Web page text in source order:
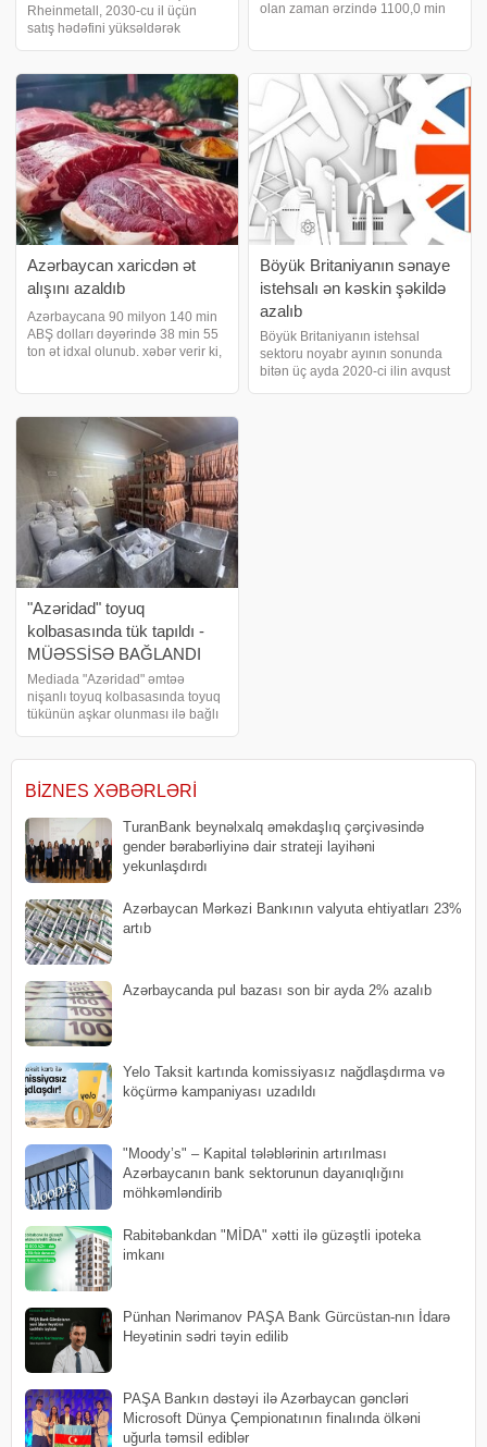
Rheinmetall, 2030-cu il üçün
satış hədəfini yüksəldərək
təxminən 58 milyard avroya
çatacağını açıqlayıb. Bu rəqəm
əvvəlki 40–5
olan zaman ərzində 1100,0 min
görə, bu da ölkə əhalisinin 10,
Azərbaycan xaricdən ət
alışını azaldıb
Azərbaycana 90 milyon 140 min
ABŞ dolları dəyərində 38 min 55
ton ət idxal olunub. xəbər verir ki,
istinadən verilən məlumata görə
Böyük Britaniyanın sənaye
istehsalı ən kəskin şəkildə
azalıb
Böyük Britaniyanın istehsal
sektoru noyabr ayının sonunda
bitən üç ayda 2020-ci ilin avqust
"Azəridad" toyuq
kolbasasında tük tapıldı -
MÜƏSSİSƏ BAĞLANDI
Mediada "Azəridad" əmtəə
nişanlı toyuq kolbasasında toyuq
tükünün aşkar olunması ilə bağlı
şəhəri, Sabunçu rayonu,
Bakıxano
BIZNES XƏBƏRLƏRI
TuranBank beynəlxalq əməkdaşlıq çərçivəsində
gender bərabərliyinə dair strateji layihəni
yekunlaşdırdı
Azərbaycan Mərkəzi Bankının valyuta ehtiyatları 23%
artıb
​Azərbaycanda pul bazası son bir ayda 2% azalıb
Yelo Taksit kartında komissiyasız nağdlaşdırma və
köçürmə kampaniyası uzadıldı
"Moody’s" – Kapital tələblərinin artırılması
Azərbaycanın bank sektorunun dayanıqlığını
möhkəmləndirib
Rabitəbankdan "MİDA" xətti ilə güzəştli ipoteka
imkanı
Pünhan Nərimanov PAŞA Bank Gürcüstan-nın İdarə
Heyətinin sədri təyin edilib
PAŞA Bankın dəstəyi ilə Azərbaycan gəncləri
Microsoft Dünya Çempionatının finalında ölkəni
uğurla təmsil ediblər